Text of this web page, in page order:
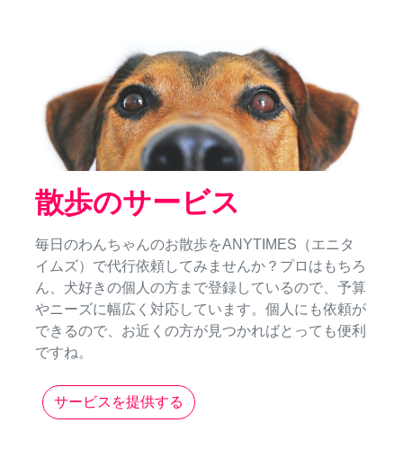
散歩のサービス
毎日のわんちゃんのお散歩をANYTIMES（エニタ
イムズ）で代行依頼してみませんか？プロはもちろ
ん、犬好きの個人の方まで登録しているので、予算
やニーズに幅広く対応しています。個人にも依頼が
できるので、お近くの方が見つかればとっても便利
ですね。
サービスを提供する